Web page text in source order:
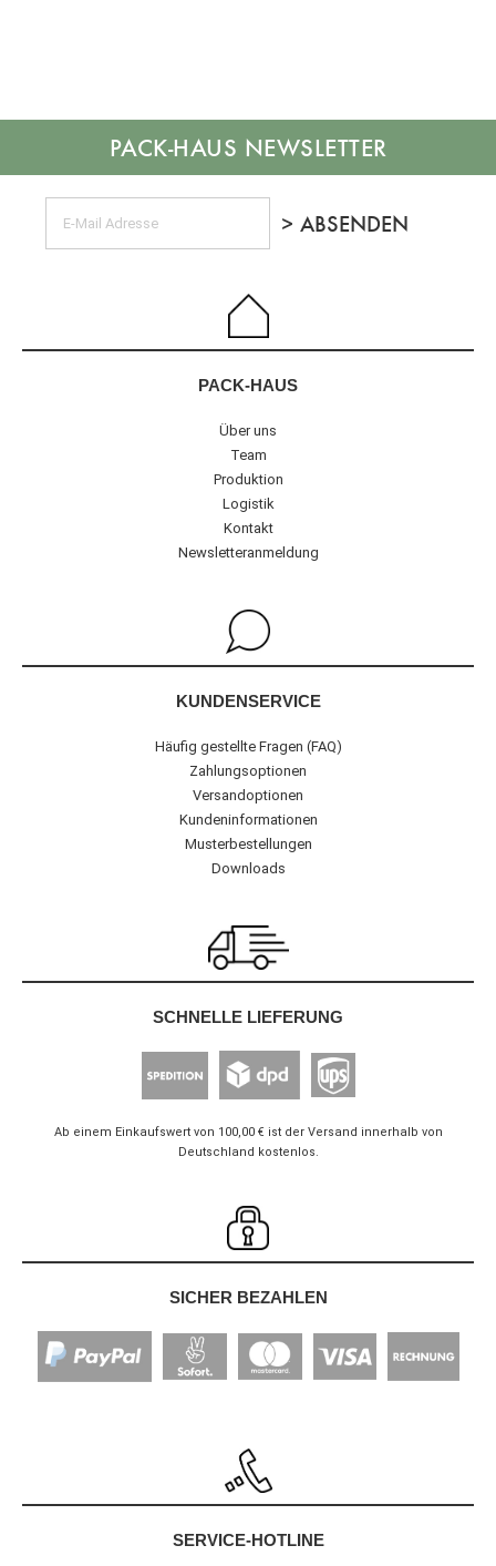
NEWSLETTER
PACK-HAUS
Über uns
Team
Produktion
Logistik
Kontakt
Newsletteranmeldung
KUNDENSERVICE
Häufig gestellte Fragen (FAQ)
Zahlungsoptionen
Versandoptionen
Kundeninformationen
Musterbestellungen
Downloads
SCHNELLE LIEFERUNG
Ab einem Einkaufswert von 100,00 € ist der Versand innerhalb von
Deutschland kostenlos.
SICHER BEZAHLEN
SERVICE-HOTLINE